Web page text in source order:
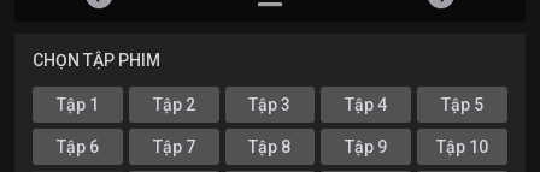
CHỌN TẬP PHIM
Tập 1 Tập 2 Tập 3 Tập 4 Tập 5
Tập 6 Tập 7 Tập 8 Tập 9 Tập 10